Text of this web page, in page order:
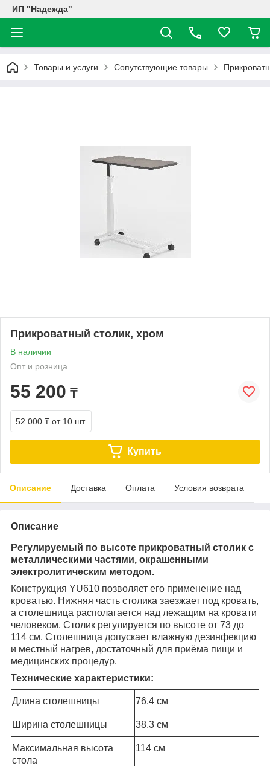
ИП "Надежда"
Товары и услуги Сопутствующие товары
Прикроватный столик, хром
В наличии
Опт и розница
55 200 ₸
52 000 ₸ от 10 шт.
Купить
Описание Доставка Оплата Условия возврата
Описание
Регулируемый по высоте прикроватный столик с
металлическими частями, окрашенными
электролитическим методом.
Конструкция YU610 позволяет его применение над
кроватью. Нижняя часть столика заезжает под кровать,
а столешница располагается над лежащим на кровати
человеком. Столик регулируется по высоте от 73 до
114 см. Столешница допускает влажную дезинфекцию
и местный нагрев, достаточный для приёма пищи и
медицинских процедур.
Технические характеристики:
Длина столешницы 76.4 см
Ширина столешницы 38.3 см
Максимальная высота
стола
114 см